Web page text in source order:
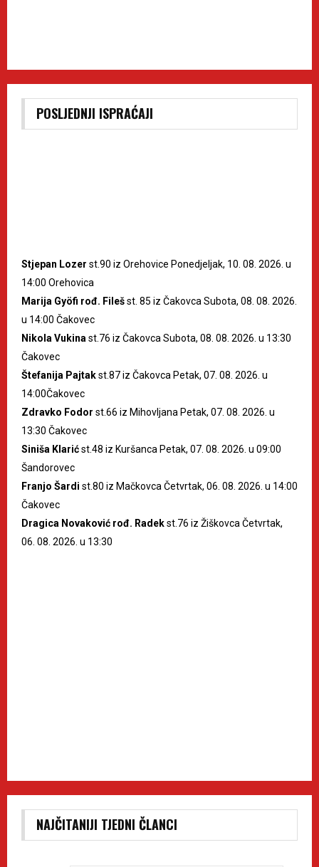
POSLJEDNJI ISPRAĆAJI
Stjepan Lozer st.90 iz Orehovice Ponedjeljak, 10. 08. 2026. u
14:00 Orehovica
Marija Gyöfi rođ. Filešst. 85 iz Čakovca Subota, 08. 08. 2026.
u 14:00 Čakovec
Nikola Vukina st.76 iz Čakovca Subota, 08. 08. 2026. u 13:30
Čakovec
Štefanija Pajtakst.87 iz Čakovca Petak, 07. 08. 2026. u
14:00Čakovec
Zdravko Fodor st.66 iz Mihovljana Petak, 07. 08. 2026. u
13:30 Čakovec
Siniša Klarićst.48 iz Kuršanca Petak, 07. 08. 2026. u 09:00
Šandorovec
Franjo Šardi st.80 iz Mačkovca Četvrtak, 06. 08. 2026. u 14:00
Čakovec
Dragica Novaković rođ. Radekst.76 iz Žiškovca Četvrtak,
06. 08. 2026. u 13:30
NAJČITANIJI TJEDNI ČLANCI